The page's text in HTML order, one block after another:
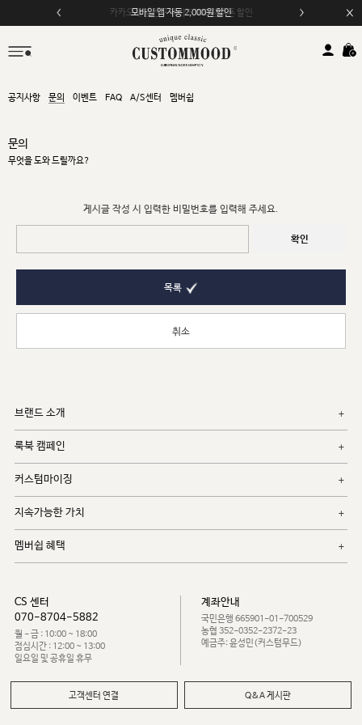
카카오채널 친구 추가 5,000원 쿠폰 할인
모바일 앱 자동 2,000원 할인
공지사항 문의 이벤트 FAQ A/S센터 멤버쉽
문의
무엇을 도와 드릴까요?
게시글 작성 시 입력한 비밀번호를 입력해 주세요.
확인
목록
취소
브랜드 소개
룩북 캠페인
커스텀마이징
지속가능한 가치
멤버쉽 혜택
CS 센터
070-8704-5882
월 - 금 : 10:00 ~ 18:00
점심시간 : 12:00 ~ 13:00
일요일 및 공휴일 휴무
계좌안내
국민은행 665901-01-700529
농협 352-0352-2372-23
예금주: 윤성민(커스텀무드)
고객센터 연결 Q&A 게시판